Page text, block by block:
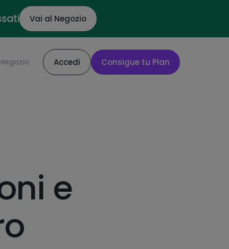
Vai al Negozio
Accedi Consigue tu Plan
e